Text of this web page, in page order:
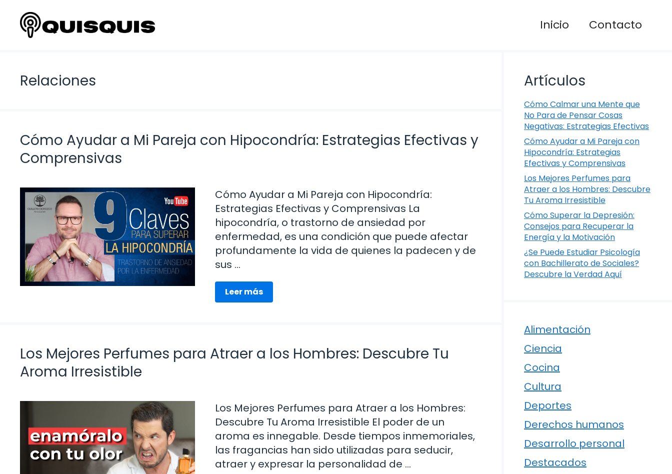
contenido
Inicio Contacto
Relaciones
Cómo Ayudar a Mi Pareja con Hipocondría: Estrategias Efectivas y
Comprensivas
Cómo Ayudar a Mi Pareja con Hipocondría:
Estrategias Efectivas y Comprensivas La
hipocondría, o trastorno de ansiedad por
enfermedad, es una condición que puede afectar
profundamente la vida de quienes la padecen y de
sus …
Leer más
Los Mejores Perfumes para Atraer a los Hombres: Descubre Tu
Aroma Irresistible
Los Mejores Perfumes para Atraer a los Hombres:
Descubre Tu Aroma Irresistible El poder de un
aroma es innegable. Desde tiempos inmemoriales,
las fragancias han sido utilizadas para seducir,
atraer y expresar la personalidad de …
Artículos
Cómo Calmar una Mente que
No Para de Pensar Cosas
Negativas: Estrategias Efectivas
Cómo Ayudar a Mi Pareja con
Hipocondría: Estrategias
Efectivas y Comprensivas
Los Mejores Perfumes para
Atraer a los Hombres: Descubre
Tu Aroma Irresistible
Cómo Superar la Depresión:
Consejos para Recuperar la
Energía y la Motivación
¿Se Puede Estudiar Psicología
con Bachillerato de Sociales?
Descubre la Verdad Aquí
Alimentación
Ciencia
Cocina
Cultura
Deportes
Derechos humanos
Desarrollo personal
Destacados